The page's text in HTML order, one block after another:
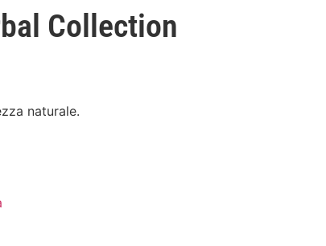
Collection
naturale.